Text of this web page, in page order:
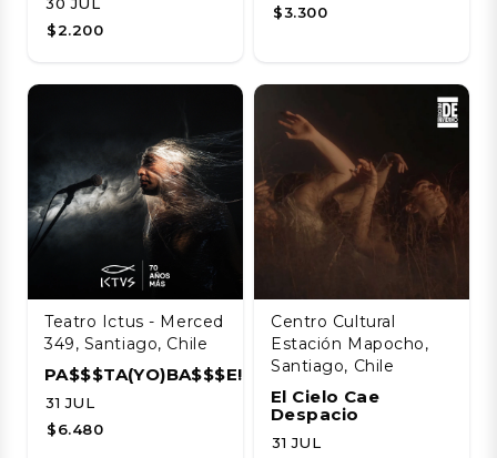
$2.200
$3.300
Teatro Ictus - Merced
349, Santiago, Chile
PA$$$TA(YO)BA$$$E!!!!
31 JUL
$6.480
Centro Cultural
Estación Mapocho,
Santiago, Chile
El Cielo Cae
Despacio
31 JUL